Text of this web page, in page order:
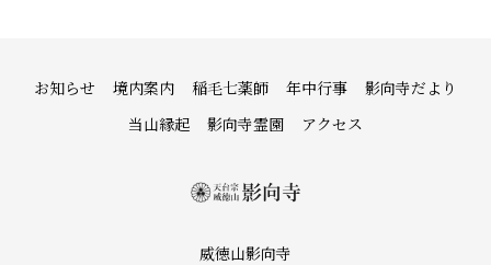
お知らせ 境内案内 稲毛七薬師 年中行事
影向寺だより
当山縁起
影向寺霊園 アクセス
威徳山影向寺